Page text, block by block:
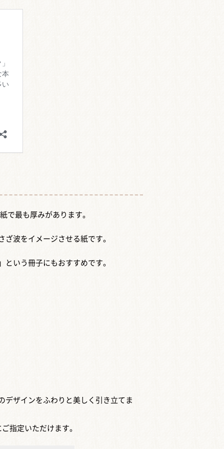
で最も厚みがあります。
波をイメージさせる紙です。
いう冊子にもおすすめです。
デザインをふわりと美しく引き立てま
指定いただけます。